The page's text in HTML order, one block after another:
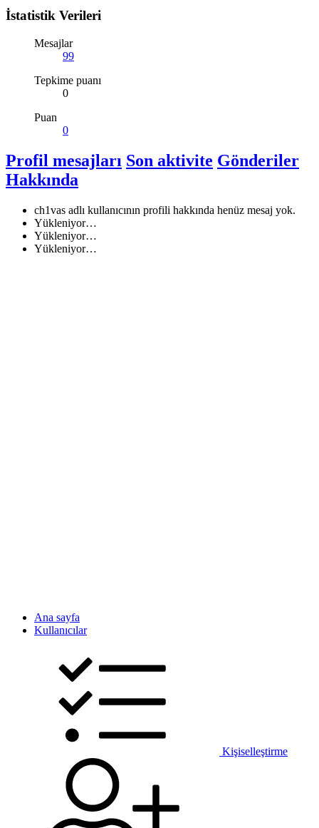
İstatistik Verileri
Mesajlar
99
Tepkime puanı
0
Puan
0
Profil mesajları Son aktivite Gönderiler
Hakkında
ch1vas adlı kullanıcının profili hakkında henüz mesaj yok.
Yükleniyor…
Yükleniyor…
Yükleniyor…
Ana sayfa
Kullanıcılar
Kişiselleştirme